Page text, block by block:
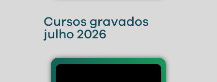
Cursos gravados
julho 2026